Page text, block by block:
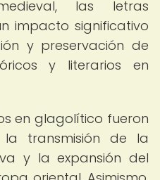
las letras
impacto significativo
y preservación de
y literarios en
en glagolítico fueron
transmisión de la
y la expansión del